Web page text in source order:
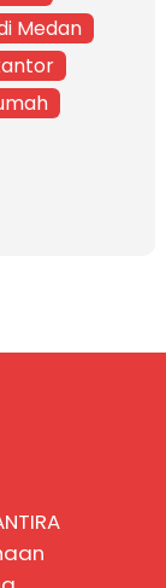
Medan